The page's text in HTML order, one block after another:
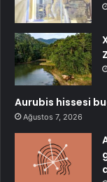
Aurubis hissesi
Ağustos 7, 2026